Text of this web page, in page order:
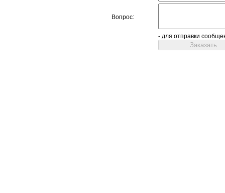
Вопрос:
- для отправки